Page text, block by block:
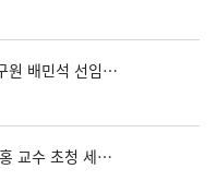
[수요세미나] 4월 8일 한국과학기술연구원 배민석 선임 연구원 초청 세미나 개최
[수요세미나] 4월 1일 건국대학교 박인홍 교수 초청 세미나 개최